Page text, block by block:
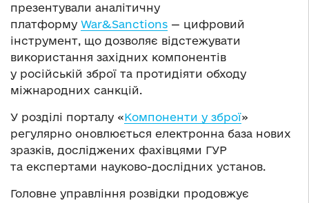
презентували аналітичну
платформу War&Sanctions — цифровий
інструмент, що дозволяє відстежувати
використання західних компонентів
у російській зброї та протидіяти обходу
міжнародних санкцій.
У розділі порталу «Компоненти у зброї»
регулярно оновлюється електронна база нових
зразків, досліджених фахівцями ГУР
та експертами науково-дослідних установ.
Головне управління розвідки продовжує